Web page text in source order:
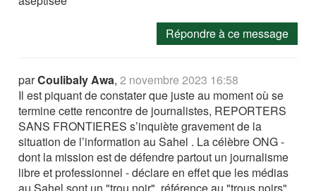
Répondre à ce message
parCoulibaly Awa,2 novembre 2023 16:58
Il est piquant de constater que juste au moment où se
termine cette rencontre de journalistes, REPORTERS
SANS FRONTIERES s’inquiète gravement de la
situation de l’information au Sahel . La célèbre ONG -
dont la mission est de défendre partout un journalisme
libre et professionnel - déclare en effet que les médias